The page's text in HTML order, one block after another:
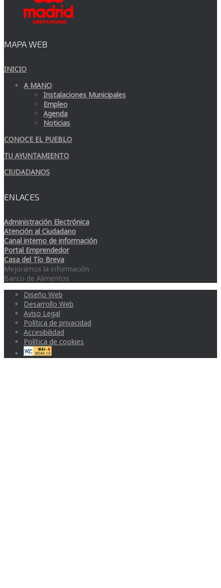
MAPA WEB
INICIO
A MANO:
Instalaciones Municipales
Empleo
Agenda
Noticias
CONOCE EL PUEBLO
TU AYUNTAMIENTO
CIUDADANOS
ENLACES
Administración Electrónica
Atención al Ciudadano
Canal interno de información
Portal Emprendedor
Casa del Tío Breva
Mejoramos la información
Banco de Alimentos
Diseño Web
Desarrollo Web
Aviso Legal
Política de privacidad
Accesibilidad
Política de cookies